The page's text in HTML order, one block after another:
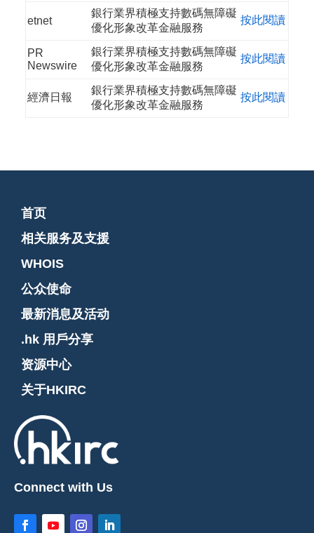
etnet
銀行業界積極支持數碼無障礙
優化形象改革金融服務
按此閱讀
PR
Newswire
銀行業界積極支持數碼無障礙
優化形象改革金融服務
按此閱讀
經濟日報
銀行業界積極支持數碼無障礙
優化形象改革金融服務
按此閱讀
首页
相关服务及支援
WHOIS
公众使命
最新消息及活动
.hk 用戶分享
资源中心
关于HKIRC
Connect with Us